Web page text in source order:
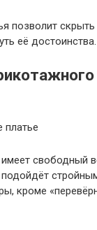
позволит
её достоинства.
свободный
кроме